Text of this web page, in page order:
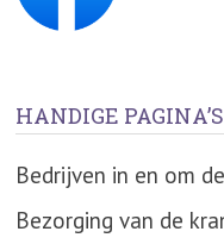
HANDIGE PAGINA’S
Bedrijven in en om
Bezorging van de